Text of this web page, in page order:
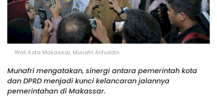
Wali Kota Makassar, Munafri Arifuddin
Munafri mengatakan, sinergi antara pemerintah kota
dan DPRD menjadi kunci kelancaran jalannya
pemerintahan di Makassar.